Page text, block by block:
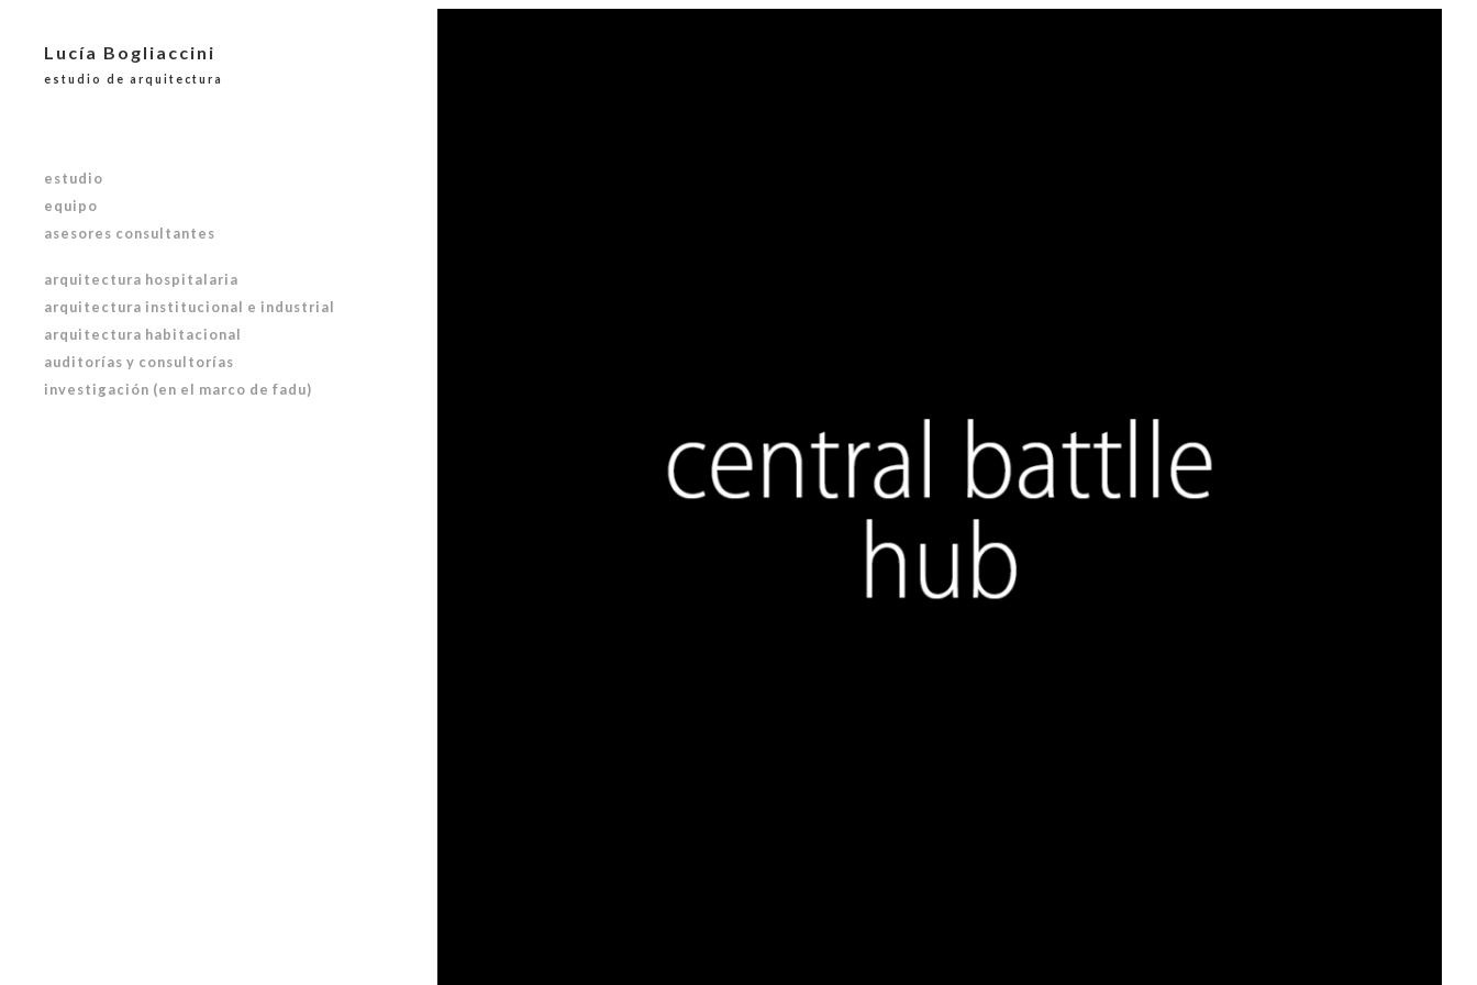
Lucía Bogliaccini
estudio de arquitectura
estudio
equipo
asesores consultantes
arquitectura hospitalaria
arquitectura institucional e industrial
arquitectura habitacional
auditorías y consultorías
investigación (en el marco de fadu)